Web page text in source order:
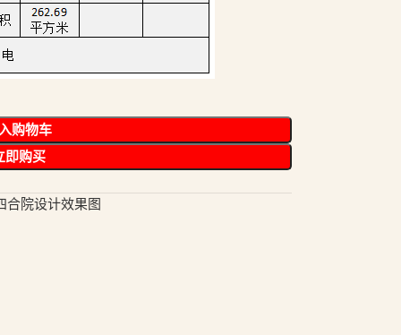
购物车
即购买
合院设计效果图